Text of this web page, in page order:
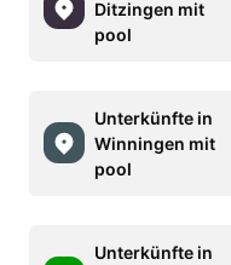
Ditzingen mit
pool
Unterkünfte in
Winningen mit
pool
Unterkünfte in